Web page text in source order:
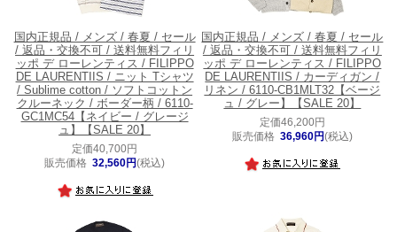
国内正規品 / メンズ / 春夏 / セール
/ 返品・交換不可 / 送料無料フィリ
ッポ デ ローレンティス / FILIPPO
DE LAURENTIIS / ニット Tシャツ
/ Sublime cotton / ソフトコットン
クルーネック / ボーダー柄 / 6110-
GC1MC54【ネイビー / グレージ
ュ】【SALE 20】
定価40,700円
販売価格 32,560円(税込)
国内正規品 / メンズ / 春夏 / セール
/ 返品・交換不可 / 送料無料フィリ
ッポ デ ローレンティス / FILIPPO
DE LAURENTIIS / カーディガン /
リネン / 6110-CB1MLT32【ベージ
ュ / グレー】【SALE 20】
定価46,200円
販売価格 36,960円(税込)